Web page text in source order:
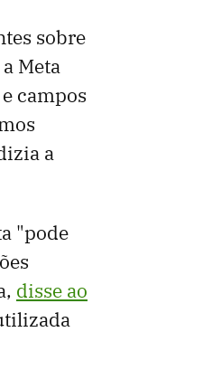
sobre
Meta
campos
a
"pode
disse ao